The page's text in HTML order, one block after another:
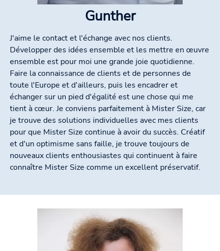
Gunther
J'aime le contact et l'échange avec nos clients.
Développer des idées ensemble et les mettre en œuvre
ensemble est pour moi une grande joie quotidienne.
Faire la connaissance de clients et de personnes de
toute l'Europe et d'ailleurs, puis les encadrer et
échanger sur un pied d'égalité est une chose qui me
tient à cœur. Je conviens parfaitement à Mister Size, car
je trouve des solutions individuelles avec mes clients
pour que Mister Size continue à avoir du succès. Créatif
et d'un optimisme sans faille, je trouve toujours de
nouveaux clients enthousiastes qui continuent à faire
connaître Mister Size comme un excellent préservatif.